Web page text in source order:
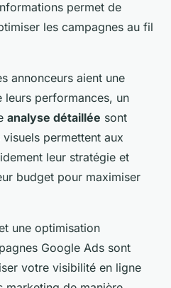
permet de
les campagnes au fil
annonceurs aient une
leurs performances, un
analyse détaillée sont
permettent aux
leur stratégie et
budget pour maximiser
une optimisation
Google Ads sont
votre visibilité en ligne